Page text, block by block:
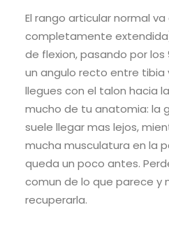
El rango articular normal
completamente
de flexion, pasando por
un angulo recto entre tibia
llegues con el talon hacia
mucho de tu anatomia: la
suele llegar mas lejos,
mucha musculatura en la
queda un poco antes.
comun de lo que parece y
recuperarla.